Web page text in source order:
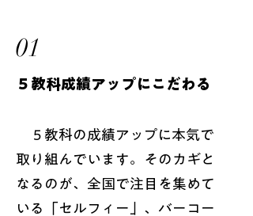
01
​５教科成績アップにこだわる
５教科の成績アップに本気で
取り組んでいます。そのカギと
なるのが、全国で注目を集めて
いる「セルフィー」、バーコー